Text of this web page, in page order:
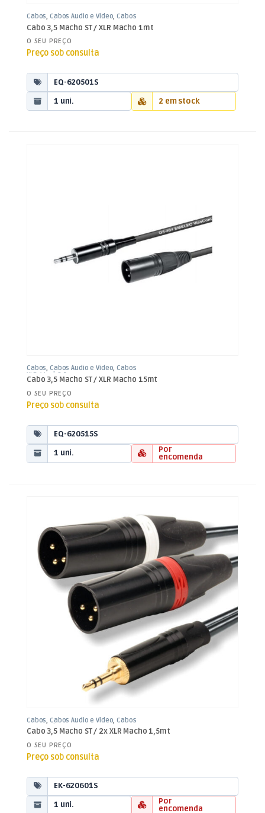
Cabos,Cabos Áudio e Vídeo,Cabos
XLR / Jack 3,5mm
Cabo 3,5 Macho ST / XLR Macho 1mt
O SEU PREÇO
Preço sob consulta
EQ-620501S
1 uni.
2 em stock
Cabos,Cabos Áudio e Vídeo,Cabos
XLR / Jack 3,5mm
Cabo 3,5 Macho ST / XLR Macho 15mt
O SEU PREÇO
Preço sob consulta
EQ-620515S
1 uni.
Por
encomenda
Cabos ,Cabos Áudio e Vídeo ,Cabos
XLR / Jack 3,5mm
Cabo 3,5 Macho ST / 2x XLR Macho 1,5mt
O SEU PREÇO
Preço sob consulta
EK-620601S
1 uni.
Por
encomenda